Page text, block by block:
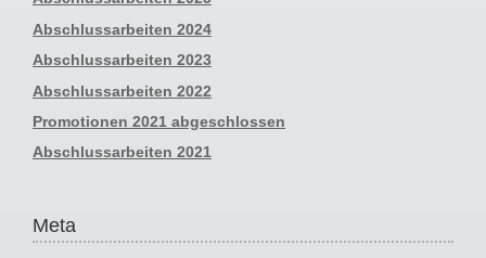
Abschlussarbeiten 2024
Abschlussarbeiten 2023
Abschlussarbeiten 2022
Promotionen 2021 abgeschlossen
Abschlussarbeiten 2021
Meta